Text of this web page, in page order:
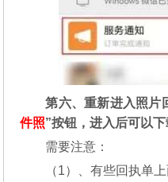
第六、重新进入照片
件照”按钮，进入后可以
需要注意：
（1）、有些回执单